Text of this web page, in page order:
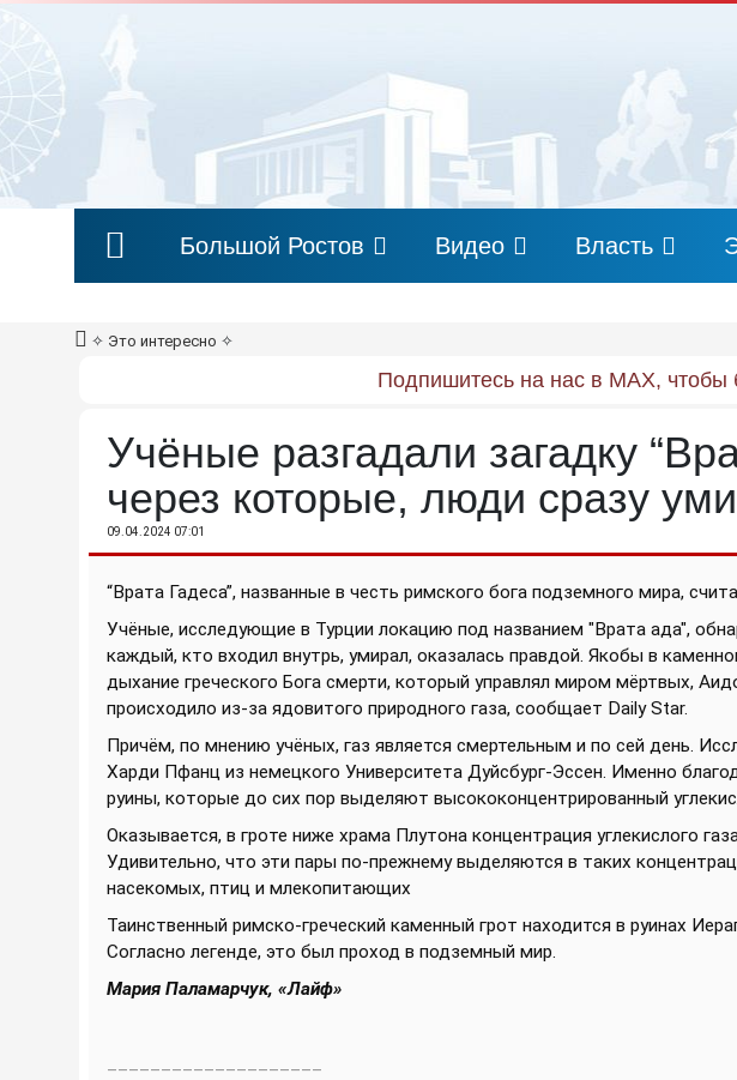
Большой Ростов Видео Власть
✧ Это интересно ✧
Подпишитесь на нас в MAX,
Учёные разгадали загадку
через которые, люди сразу
09.04.2024 07:01
“Врата Гадеса”, названные в честь римского бога подземного мира,
Учёные, исследующие в Турции локацию под названием "Врата ада",
каждый, кто входил внутрь, умирал, оказалась правдой. Якобы в
дыхание греческого Бога смерти, который управлял миром мёртвых,
происходило из-за ядовитого природного газа, сообщает Daily Star.
Причём, по мнению учёных, газ является смертельным и по сей день.
Харди Пфанц из немецкого Университета Дуйсбург-Эссен. Именно
руины, которые до сих пор выделяют высококонцентрированный
Оказывается, в гроте ниже храма Плутона концентрация углекислого
Удивительно, что эти пары по-прежнему выделяются в таких
насекомых, птиц и млекопитающих
Таинственный римско-греческий каменный грот находится в руинах
Согласно легенде, это был проход в подземный мир.
Мария Паламарчук, «Лайф»